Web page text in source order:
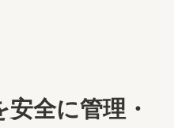
全に管理・